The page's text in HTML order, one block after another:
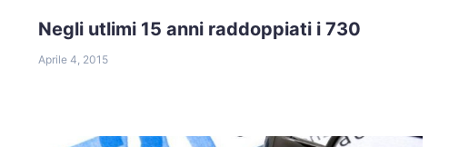
Negli utlimi 15 anni raddoppiati i 730
Aprile 4, 2015